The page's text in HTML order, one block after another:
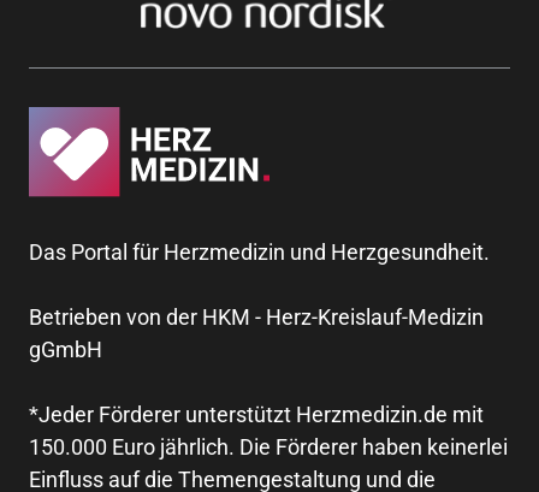
Das Portal für Herzmedizin und Herzgesundheit.
Betrieben von der HKM - Herz-Kreislauf-Medizin
gGmbH
*Jeder Förderer unterstützt Herzmedizin.de mit
150.000 Euro jährlich. Die Förderer haben keinerlei
Einfluss auf die Themengestaltung und die